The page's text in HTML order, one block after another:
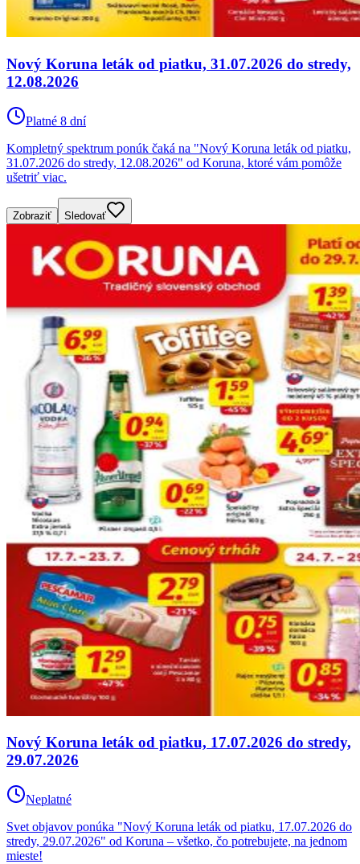
Nový Koruna leták od piatku, 31.07.2026 do stredy,
12.08.2026
Platné 8 dní
Kompletný spektrum ponúk čaká na "Nový Koruna leták od piatku,
31.07.2026 do stredy, 12.08.2026" od Koruna, ktoré vám pomôže
ušetriť viac.
Zobraziť Sledovať
Nový Koruna leták od piatku, 17.07.2026 do stredy,
29.07.2026
Neplatné
Svet objavov ponúka "Nový Koruna leták od piatku, 17.07.2026 do
stredy, 29.07.2026" od Koruna – všetko, čo potrebujete, na jednom
mieste!